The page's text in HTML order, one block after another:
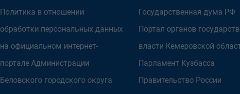
Политика в отношении
обработки персональных данных
на официальном интернет-
портале Администрации
Беловского городского округа
Государственная дума РФ
Портал органов
власти Кемеровской
Парламент Кузбасса
Правительство России